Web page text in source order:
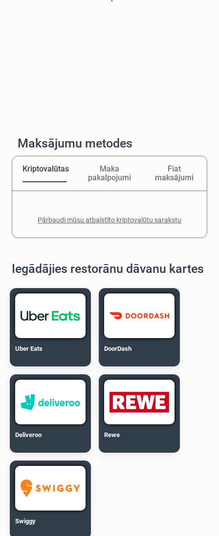
Maksājumu metodes
Kriptovalūtas
Maka
pakalpojumi
Fiat
maksājumi
Pārbaudi mūsu atbalstīto kriptovalūtu sarakstu
Iegādājies restorānu dāvanu kartes
Uber Eats DoorDash
Deliveroo Rewe
Swiggy